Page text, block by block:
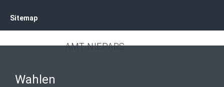
AMT NIEPARS
Sitemap
Wahlen